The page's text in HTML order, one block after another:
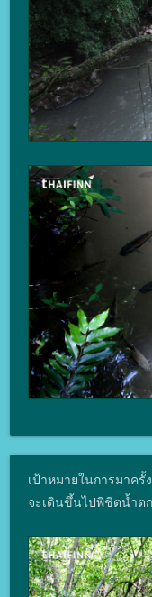
เป้าหมายในการมาครั้
จะเดินขึ้นไปพิชิตน้ำต